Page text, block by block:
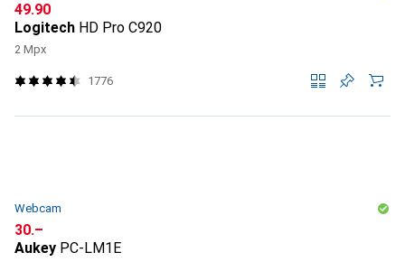
CHF
49.90
Logitech HD Pro C920
2 Mpx
1776
Webcam
CHF
30.–
Aukey PC-LM1E